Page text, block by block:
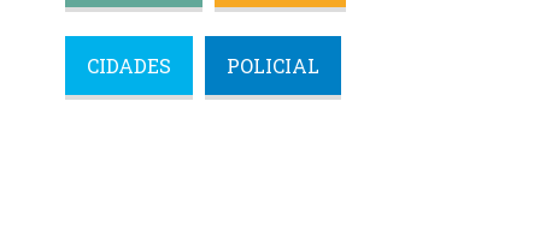
CIDADES POLICIAL